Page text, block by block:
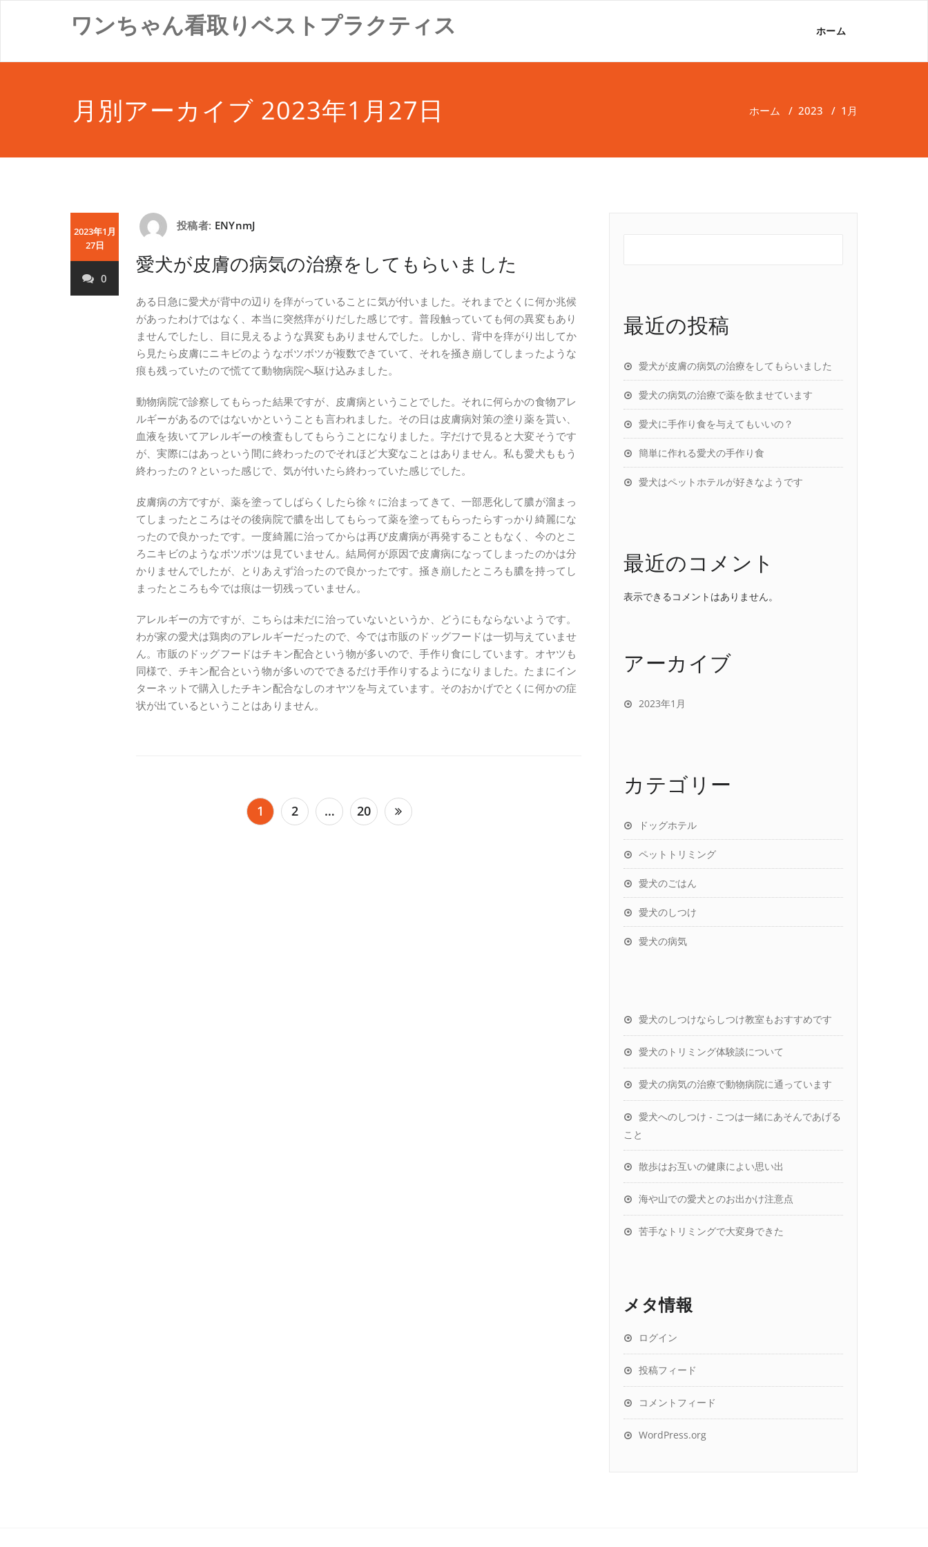
ツ
ワンちゃん看取りベストプラクティス ホーム
月別アーカイブ 2023年1月27日 ホーム / 2023 / 1月
2023年1月
27日
0
投稿者: ENYnmJ
愛犬が皮膚の病気の治療をしてもらいました
ある日急に愛犬が背中の辺りを痒がっていることに気が付いました。それまでとくに何か兆候
があったわけではなく、本当に突然痒がりだした感じです。普段触っていても何の異変もあり
ませんでしたし、目に見えるような異変もありませんでした。しかし、背中を痒がり出してか
ら見たら皮膚にニキビのようなボツボツが複数できていて、それを掻き崩してしまったような
痕も残っていたので慌てて動物病院へ駆け込みました。
動物病院で診察してもらった結果ですが、皮膚病ということでした。それに何らかの食物アレ
ルギーがあるのではないかということも言われました。その日は皮膚病対策の塗り薬を貰い、
血液を抜いてアレルギーの検査もしてもらうことになりました。字だけで見ると大変そうです
が、実際にはあっという間に終わったのでそれほど大変なことはありません。私も愛犬ももう
終わったの？といった感じで、気が付いたら終わっていた感じでした。
皮膚病の方ですが、薬を塗ってしばらくしたら徐々に治まってきて、一部悪化して膿が溜まっ
てしまったところはその後病院で膿を出してもらって薬を塗ってもらったらすっかり綺麗にな
ったので良かったです。一度綺麗に治ってからは再び皮膚病が再発することもなく、今のとこ
ろニキビのようなボツボツは見ていません。結局何が原因で皮膚病になってしまったのかは分
かりませんでしたが、とりあえず治ったので良かったです。掻き崩したところも膿を持ってし
まったところも今では痕は一切残っていません。
アレルギーの方ですが、こちらは未だに治っていないというか、どうにもならないようです。
わが家の愛犬は鶏肉のアレルギーだったので、今では市販のドッグフードは一切与えていませ
ん。市販のドッグフードはチキン配合という物が多いので、手作り食にしています。オヤツも
同様で、チキン配合という物が多いのでできるだけ手作りするようになりました。たまにイン
ターネットで購入したチキン配合なしのオヤツを与えています。そのおかげでとくに何かの症
状が出ているということはありません。
1 2 … 20
最近の投稿
愛犬が皮膚の病気の治療をしてもらいました
愛犬の病気の治療で薬を飲ませています
愛犬に手作り食を与えてもいいの？
簡単に作れる愛犬の手作り食
愛犬はペットホテルが好きなようです
最近のコメント
表示できるコメントはありません。
アーカイブ
2023年1月
カテゴリー
ドッグホテル
ペットトリミング
愛犬のごはん
愛犬のしつけ
愛犬の病気
愛犬のしつけならしつけ教室もおすすめです
愛犬のトリミング体験談について
愛犬の病気の治療で動物病院に通っています
愛犬へのしつけ - こつは一緒にあそんであげる
こと
散歩はお互いの健康によい思い出
海や山での愛犬とのお出かけ注意点
苦手なトリミングで大変身できた
メタ情報
ログイン
投稿フィード
コメントフィード
WordPress.org